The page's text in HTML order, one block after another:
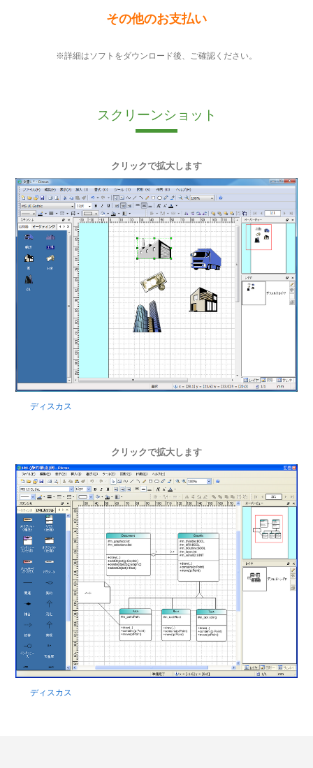
その他のお支払い
※詳細はソフトをダウンロード後、ご確認ください。
スクリーンショット
クリックで拡大します
ディスカス
クリックで拡大します
ディスカス